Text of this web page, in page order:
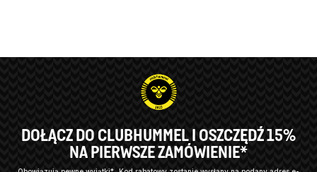
DOŁĄCZ DO CLUBHUMMEL I OSZCZĘDŹ 15%
NA PIERWSZE ZAMÓWIENIE*